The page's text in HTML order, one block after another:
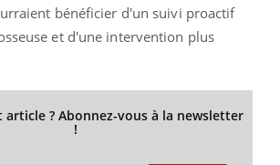
bénéficier d'un suivi proactif
et d'une intervention plus
article ? Abonnez-vous à la newsletter
!